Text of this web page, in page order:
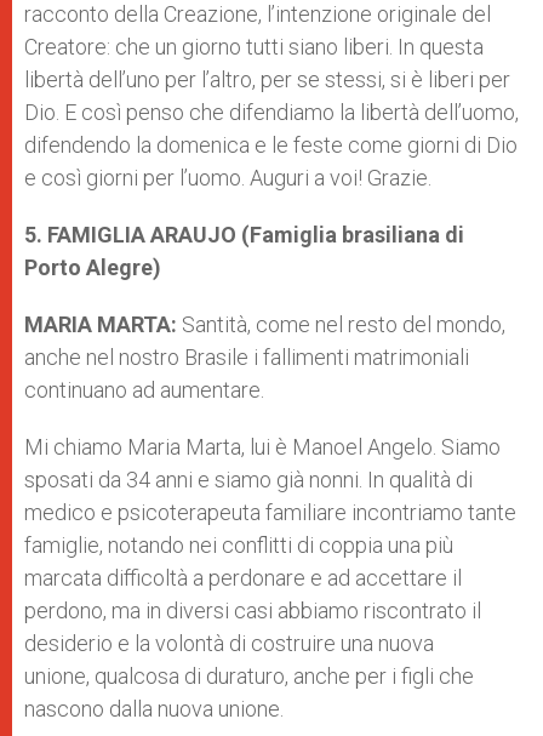
racconto della Creazione, l’intenzione originale del
Creatore: che un giorno tutti siano liberi. In questa
libertà dell’uno per l’altro, per se stessi, si è liberi per
Dio. E così penso che difendiamo la libertà dell’uomo,
difendendo la domenica e le feste come giorni di Dio
e così giorni per l’uomo. Auguri a voi! Grazie.
5. FAMIGLIA ARAUJO (Famiglia brasiliana di
Porto Alegre)
MARIA MARTA: Santità, come nel resto del mondo,
anche nel nostro Brasile i fallimenti matrimoniali
continuano ad aumentare.
Mi chiamo Maria Marta, lui è Manoel Angelo. Siamo
sposati da 34 anni e siamo già nonni. In qualità di
medico e psicoterapeuta familiare incontriamo tante
famiglie, notando nei conflitti di coppia una più
marcata difficoltà a perdonare e ad accettare il
perdono, ma in diversi casi abbiamo riscontrato il
desiderio e la volontà di costruire una nuova
unione, qualcosa di duraturo, anche per i figli che
nascono dalla nuova unione.